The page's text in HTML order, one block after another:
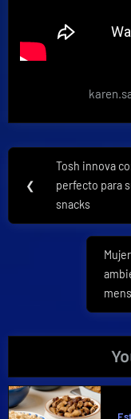
Navegación
de
entradas
❮
Previous
Post:
Tosh innova
perfecto para
snacks